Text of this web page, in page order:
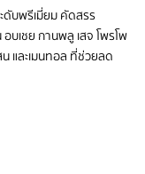
บพรีเมี่ยม คัดสรร
บเชย กานพลู เสจ โพรโพ
และเมนทอล ที่ช่วยลด